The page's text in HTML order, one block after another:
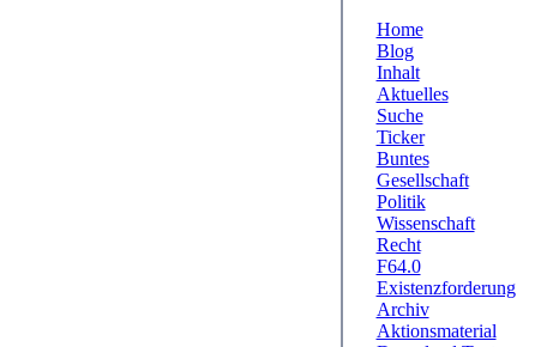
Home
Blog
Inhalt
Aktuelles
Suche
Ticker
Buntes
Gesellschaft
Politik
Wissenschaft
Recht
F64.0
Existenzforderung
Archiv
Aktionsmaterial